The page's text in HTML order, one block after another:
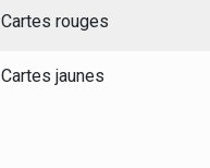
Cartes rouges
Cartes jaunes